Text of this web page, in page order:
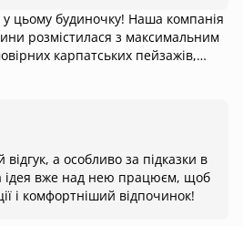
цьому будиночку! Наша компанія
розмістилася з максимальним
карпатських пейзажів,
та сучасний ремонт — усе
що дозволяє дійсно відпочивати.
в будинку — книги та настільні
**Побажання для власників:**
чеку та комфорту гостей було б
каталог із місцевими
мати під рукою готові
круто було б бачити
а особливо за підказки в
ідея вже над нею працюєм, щоб
і комфортніший відпочинок!